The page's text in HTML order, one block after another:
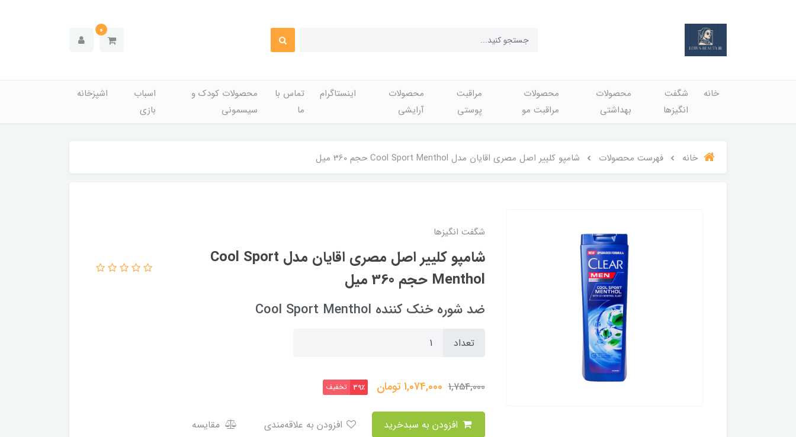
0
خانه
شگفت
انگيزها
محصولات
بهداشتي
محصولات
مراقبت مو
مراقبت
پوستی
محصولات
آرایشی
اینستاگرام
تماس با
ما
محصولات کودک و
سیسمونی
اسباب
بازی
اشپزخانه
خانه فهرست محصولات شامپو کلییر اصل مصری اقایان مدل Cool Sport Menthol حجم 360 میل
شگفت انگيزها
شامپو کلییر اصل مصری اقایان مدل Cool Sport
Menthol حجم 360 میل
ضد شوره خنک کننده Cool Sport Menthol
تعداد
1,754,000
1,074,000تومان 39٪ تخفیف
مقایسه